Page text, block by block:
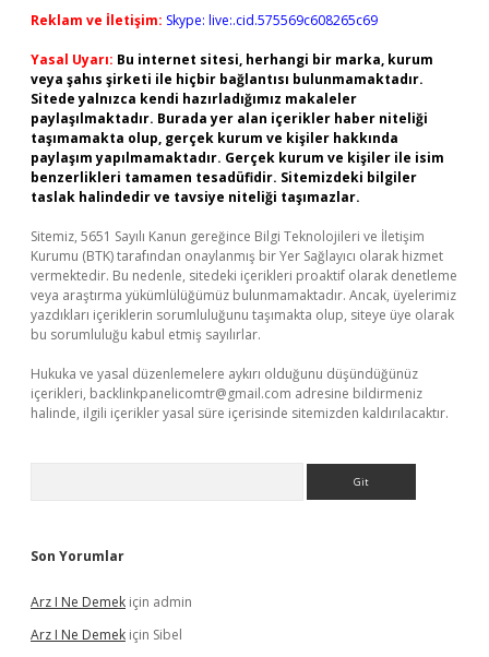
Reklam ve İletişim: Skype: live:.cid.575569c608265c69
Yasal Uyarı: Bu internet sitesi, herhangi bir marka, kurum
veya şahıs şirketi ile hiçbir bağlantısı bulunmamaktadır.
Sitede yalnızca kendi hazırladığımız makaleler
paylaşılmaktadır. Burada yer alan içerikler haber niteliği
taşımamakta olup, gerçek kurum ve kişiler hakkında
paylaşım yapılmamaktadır. Gerçek kurum ve kişiler ile isim
benzerlikleri tamamen tesadüfidir. Sitemizdeki bilgiler
taslak halindedir ve tavsiye niteliği taşımazlar.
Sitemiz, 5651 Sayılı Kanun gereğince Bilgi Teknolojileri ve İletişim
Kurumu (BTK) tarafından onaylanmış bir Yer Sağlayıcı olarak hizmet
vermektedir. Bu nedenle, sitedeki içerikleri proaktif olarak denetleme
veya araştırma yükümlülüğümüz bulunmamaktadır. Ancak, üyelerimiz
yazdıkları içeriklerin sorumluluğunu taşımakta olup, siteye üye olarak
bu sorumluluğu kabul etmiş sayılırlar.
Hukuka ve yasal düzenlemelere aykırı olduğunu düşündüğünüz
içerikleri, backlinkpanelicomtr@gmail.com adresine bildirmeniz
halinde, ilgili içerikler yasal süre içerisinde sitemizden kaldırılacaktır.
Son Yorumlar
Arz I Ne Demek için admin
Arz I Ne Demek için Sibel